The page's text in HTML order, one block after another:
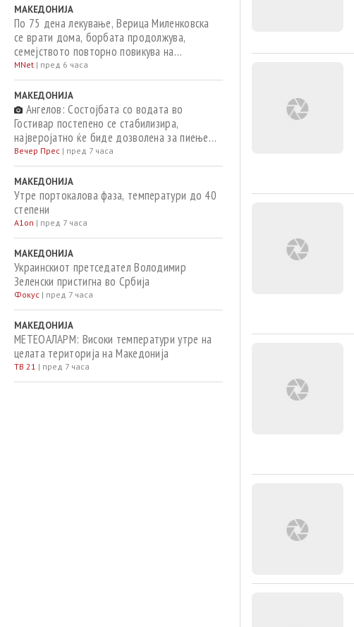
МАКЕДОНИЈА
По 75 дена лекување, Верица Миленковска
се врати дома, борбата продолжува,
семејството повторно повикува на
хуманост
MNet | пред 6 часа
МАКЕДОНИЈА
Ангелов: Состојбата со водата во
Гостивар постепено се стабилизира,
најверојатно ќе биде дозволена за пиење
од идната недела – дотогаш само како
техничка
Вечер Прес | пред 7 часа
МАКЕДОНИЈА
Утре портокалова фаза, температури до 40
степени
A1on | пред 7 часа
МАКЕДОНИЈА
Украинскиот претседател Володимир
Зеленски пристигна во Србија
Фокус | пред 7 часа
МАКЕДОНИЈА
МЕТЕОАЛАРМ: Високи температури утре на
целата територија на Македонија
ТВ 21 | пред 7 часа